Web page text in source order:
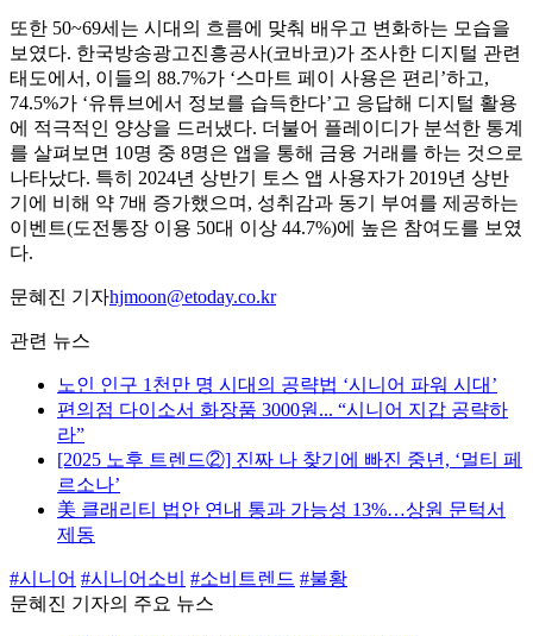
또한 50~69세는 시대의 흐름에 맞춰 배우고 변화하는 모습을
보였다. 한국방송광고진흥공사(코바코)가 조사한 디지털 관련
태도에서, 이들의 88.7%가 ‘스마트 페이 사용은 편리’하고,
74.5%가 ‘유튜브에서 정보를 습득한다’고 응답해 디지털 활용
에 적극적인 양상을 드러냈다. 더불어 플레이디가 분석한 통계
를 살펴보면 10명 중 8명은 앱을 통해 금융 거래를 하는 것으로
나타났다. 특히 2024년 상반기 토스 앱 사용자가 2019년 상반
기에 비해 약 7배 증가했으며, 성취감과 동기 부여를 제공하는
이벤트(도전통장 이용 50대 이상 44.7%)에 높은 참여도를 보였
다.
문혜진 기자hjmoon@etoday.co.kr
관련 뉴스
노인 인구 1천만 명 시대의 공략법 ‘시니어 파워 시대’
편의점 다이소서 화장품 3000원... “시니어 지갑 공략하
라”
[2025 노후 트렌드②] 진짜 나 찾기에 빠진 중년, ‘멀티 페
르소나’
美 클래리티 법안 연내 통과 가능성 13%…상원 문턱서
제동
#시니어 #시니어소비 #소비트렌드 #불황
문혜진 기자의 주요 뉴스